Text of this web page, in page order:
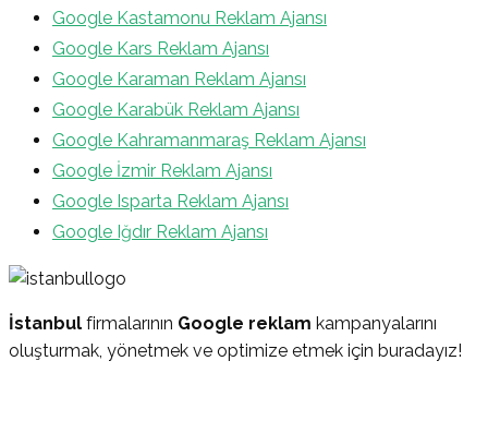
Google Kastamonu Reklam Ajansı
Google Kars Reklam Ajansı
Google Karaman Reklam Ajansı
Google Karabük Reklam Ajansı
Google Kahramanmaraş Reklam Ajansı
Google İzmir Reklam Ajansı
Google Isparta Reklam Ajansı
Google Iğdır Reklam Ajansı
İstanbul firmalarının Google reklam kampanyalarını
oluşturmak, yönetmek ve optimize etmek için buradayız!